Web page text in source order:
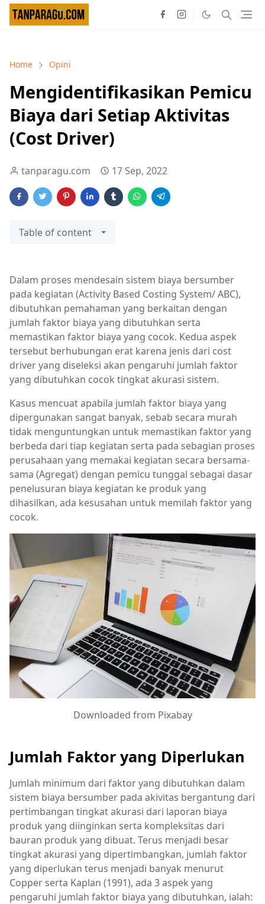
Home Opini
Mengidentifikasikan Pemicu
Biaya dari Setiap Aktivitas
(Cost Driver)
tanparagu.com 17 Sep, 2022
Table of content
Dalam proses mendesain sistem biaya bersumber
pada kegiatan (Activity Based Costing System/ ABC),
dibutuhkan pemahaman yang berkaitan dengan
jumlah faktor biaya yang dibutuhkan serta
memastikan faktor biaya yang cocok. Kedua aspek
tersebut berhubungan erat karena jenis dari cost
driver yang diseleksi akan pengaruhi jumlah faktor
yang dibutuhkan cocok tingkat akurasi sistem.
Kasus mencuat apabila jumlah faktor biaya yang
dipergunakan sangat banyak, sebab secara murah
tidak menguntungkan untuk memastikan faktor yang
berbeda dari tiap kegiatan serta pada sebagian proses
perusahaan yang memakai kegiatan secara bersama-
sama (Agregat) dengan pemicu tunggal sebagai dasar
penelusuran biaya kegiatan ke produk yang
dihasilkan, ada kesusahan untuk memilah faktor yang
cocok.
Downloaded from Pixabay
Jumlah Faktor yang Diperlukan
Jumlah minimum dari faktor yang dibutuhkan dalam
sistem biaya bersumber pada akivitas bergantung dari
pertimbangan tingkat akurasi dari laporan biaya
produk yang diinginkan serta kompleksitas dari
bauran produk yang dibuat. Terus menjadi besar
tingkat akurasi yang dipertimbangkan, jumlah faktor
yang diperlukan terus menjadi banyak menurut
Copper serta Kaplan (1991), ada 3 aspek yang
pengaruhi jumlah faktor biaya yang dibutuhkan, ialah: